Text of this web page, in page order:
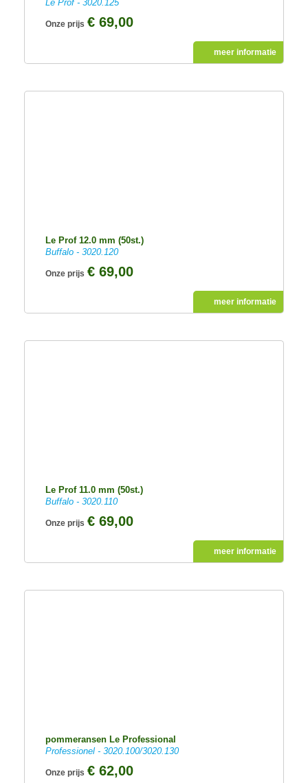
Le Prof - 3020.125
Onze prijs € 69,00
meer informatie
Le Prof 12.0 mm (50st.)
Buffalo - 3020.120
Onze prijs € 69,00
meer informatie
Le Prof 11.0 mm (50st.)
Buffalo - 3020.110
Onze prijs € 69,00
meer informatie
pommeransen Le Professional
Professionel - 3020.100/3020.130
Onze prijs € 62,00